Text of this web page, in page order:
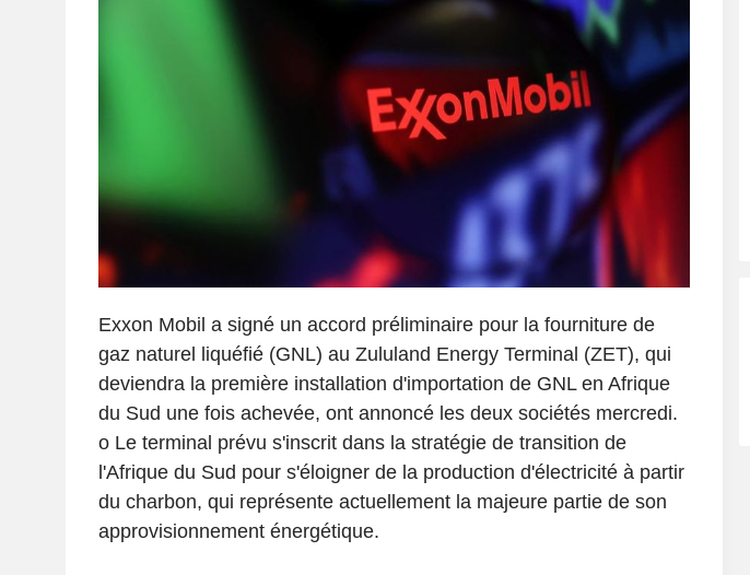
Exxon Mobil a signé un accord préliminaire pour la fourniture de
gaz naturel liquéfié (GNL) au Zululand Energy Terminal (ZET), qui
deviendra la première installation d'importation de GNL en Afrique
du Sud une fois achevée, ont annoncé les deux sociétés mercredi.
o Le terminal prévu s'inscrit dans la stratégie de transition de
l'Afrique du Sud pour s'éloigner de la production d'électricité à partir
du charbon, qui représente actuellement la majeure partie de son
approvisionnement énergétique.